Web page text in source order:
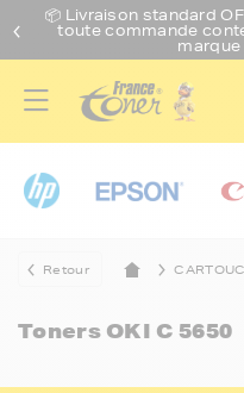
📦 Livraison standard O
toute commande
marque
Retour
Toners OKI C 5650